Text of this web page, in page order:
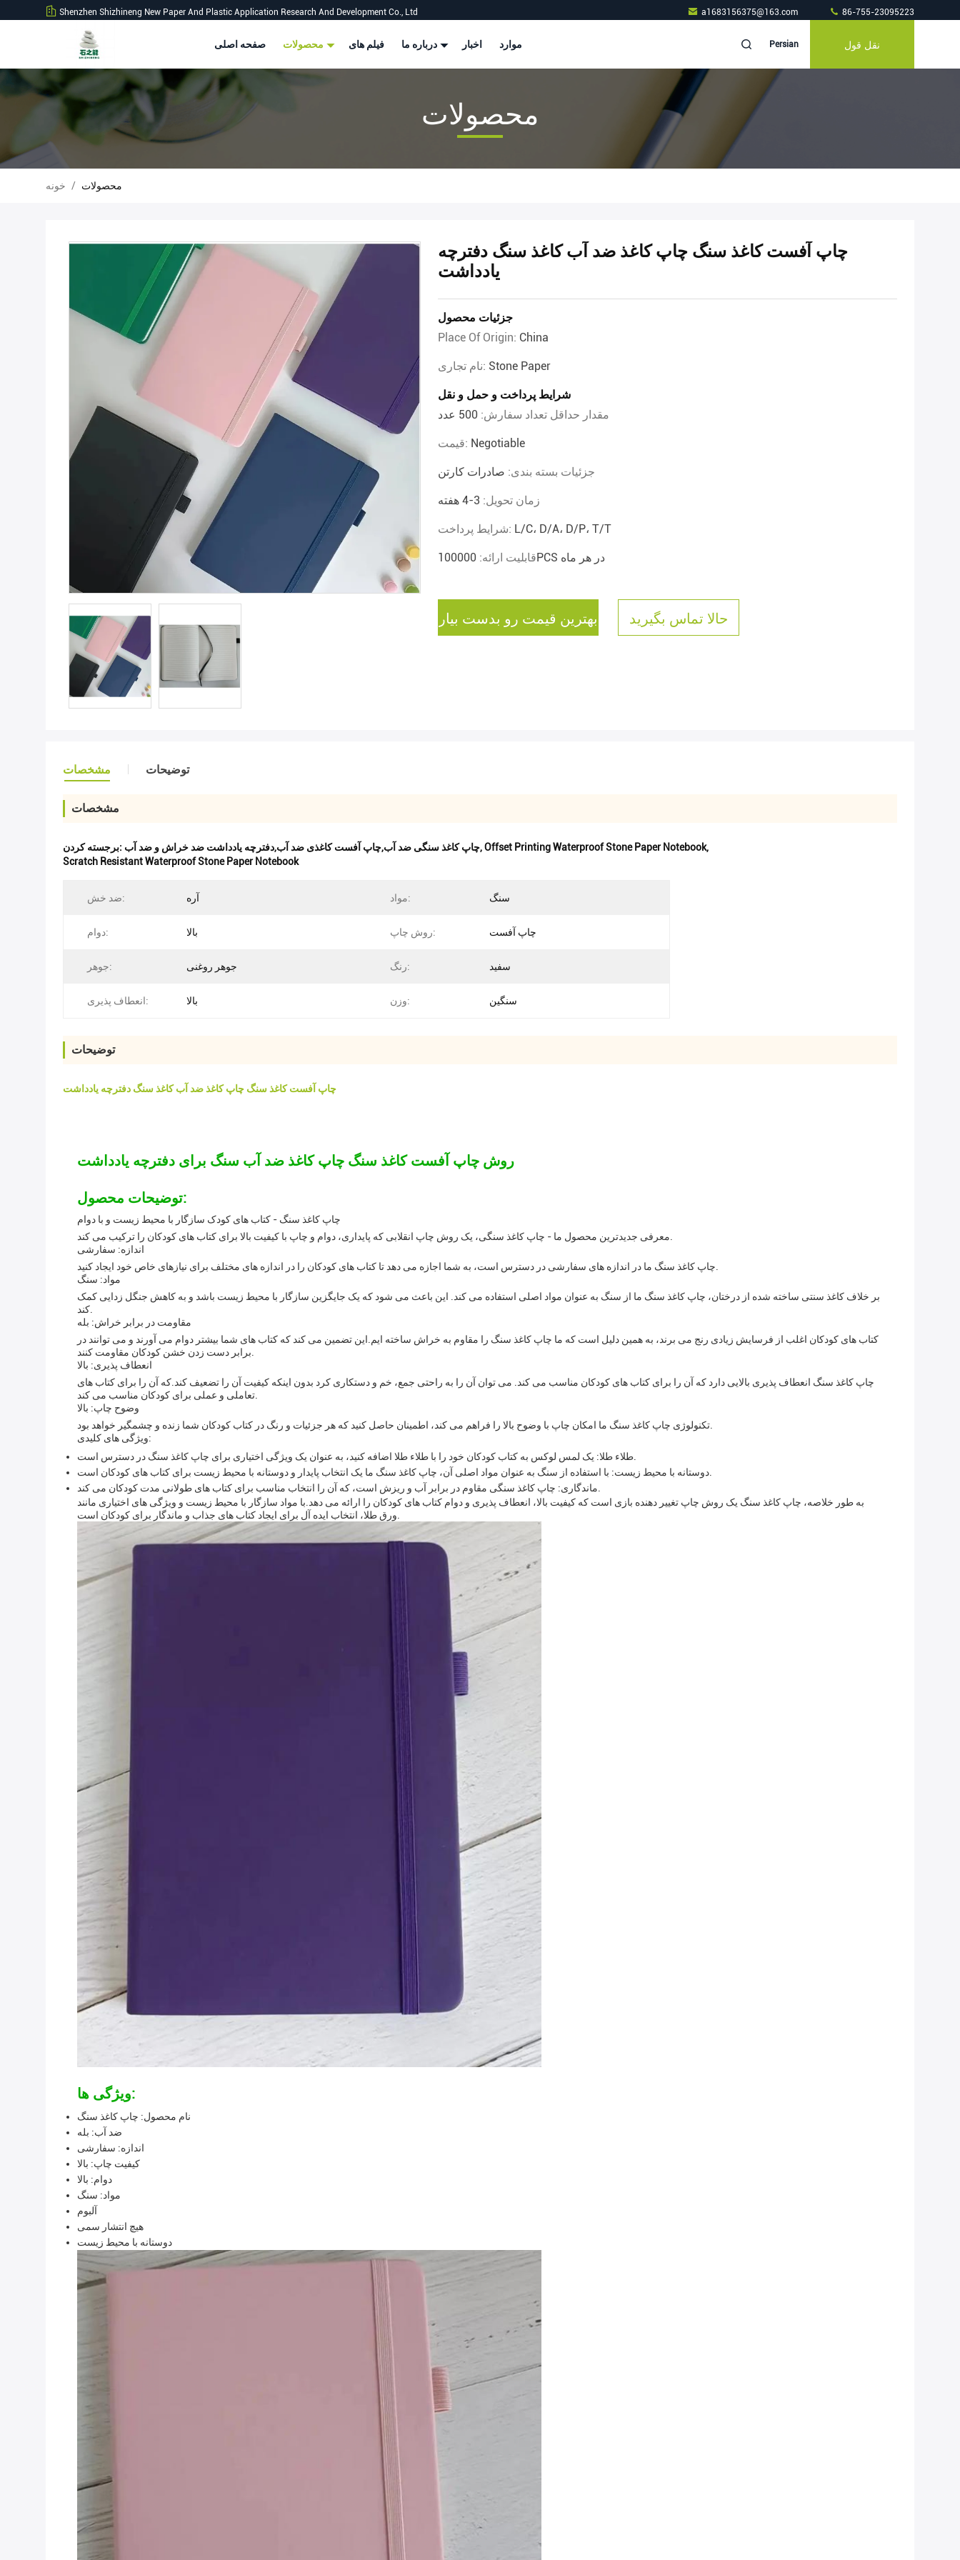
Shenzhen Shizhineng New Paper And Plastic Application Research And Development Co., Ltd a1683156375@163.com 86-755-23095223
صفحه اصلی فیلم های اخبار موارد Persian نقل قول
محصولات
خونه / محصولات
چاپ آفست کاغذ سنگ چاپ کاغذ ضد آب کاغذ سنگ دفترچه
یادداشت
جزئیات محصول
Place Of Origin: China
نام تجاری: Stone Paper
شرایط پرداخت و حمل و نقل
مقدار حداقل تعداد سفارش: 500 عدد
قیمت: Negotiable
جزئیات بسته بندی: صادرات کارتن
زمان تحویل: 3-4 هفته
شرایط پرداخت: L/C، D/A، D/P، T/T
قابلیت ارائه: 100000PCS در هر ماه
بهترین قیمت رو بدست بیار حالا تماس بگیرید
مشخصات توضیحات
مشخصات
برجسته کردن: چاپ کاغذ سنگی ضد آب,چاپ آفست کاغذی ضد آب,دفترچه یادداشت ضد خراش و ضد آب,Offset Printing Waterproof Stone Paper Notebook,
Scratch Resistant Waterproof Stone Paper Notebook
ضد خش: آره مواد: سنگ
دوام: بالا روش چاپ: چاپ آفست
جوهر: جوهر روغنی رنگ: سفید
انعطاف پذیری: بالا وزن: سنگین
توضیحات
چاپ آفست کاغذ سنگ چاپ کاغذ ضد آب کاغذ سنگ دفترچه یادداشت
روش چاپ آفست کاغذ سنگ چاپ کاغذ ضد آب سنگ برای دفترچه یادداشت
توضیحات محصول:
چاپ کاغذ سنگ - کتاب های کودک سازگار با محیط زیست و با دوام
اندازه: سفارشی
مواد: سنگ
بر خلاف کاغذ سنتی ساخته شده از درختان، چاپ کاغذ سنگ ما از سنگ به عنوان مواد اصلی استفاده می کند. این باعث می شود که یک جایگزین سازگار با محیط زیست باشد و به کاهش جنگل زدایی کمک
مقاومت در برابر خراش: بله
کتاب های کودکان اغلب از فرسایش زیادی رنج می برند، به همین دلیل است که ما چاپ کاغذ سنگ را مقاوم به خراش ساخته ایم.این تضمین می کند که کتاب های شما بیشتر دوام می آورند و می توانند در
انعطاف پذیری: بالا
چاپ کاغذ سنگ انعطاف پذیری بالایی دارد که آن را برای کتاب های کودکان مناسب می کند. می توان آن را به راحتی جمع، خم و دستکاری کرد بدون اینکه کیفیت آن را تضعیف کند.که آن را برای کتاب های
وضوح چاپ: بالا
ویژگی های کلیدی:
به طور خلاصه، چاپ کاغذ سنگ یک روش چاپ تغییر دهنده بازی است که کیفیت بالا، انعطاف پذیری و دوام کتاب های کودکان را ارائه می دهد.با مواد سازگار با محیط زیست و ویژگی های اختیاری مانند
ویژگی ها:
نام محصول: چاپ کاغذ سنگ
ضد آب: بله
اندازه: سفارشی
کیفیت چاپ: بالا
دوام: بالا
مواد: سنگ
آلبوم
هیچ انتشار سمی
دوستانه با محیط زیست